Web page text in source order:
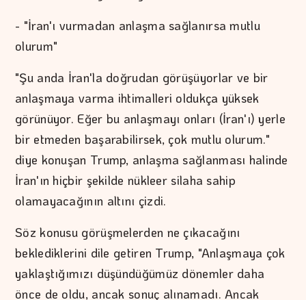
- "İran'ı vurmadan anlaşma sağlanırsa mutlu
olurum"
"Şu anda İran'la doğrudan görüşüyorlar ve bir
anlaşmaya varma ihtimalleri oldukça yüksek
görünüyor. Eğer bu anlaşmayı onları (İran'ı) yerle
bir etmeden başarabilirsek, çok mutlu olurum."
diye konuşan Trump, anlaşma sağlanması halinde
İran'ın hiçbir şekilde nükleer silaha sahip
olamayacağının altını çizdi.
Söz konusu görüşmelerden ne çıkacağını
beklediklerini dile getiren Trump, "Anlaşmaya çok
yaklaştığımızı düşündüğümüz dönemler daha
önce de oldu, ancak sonuç alınamadı. Ancak